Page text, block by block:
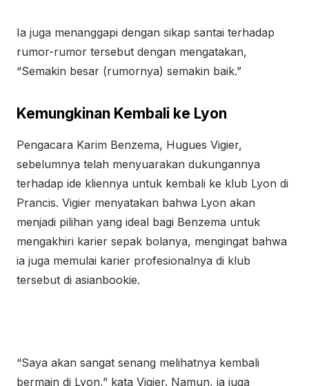
Ia juga menanggapi dengan sikap santai terhadap
rumor-rumor tersebut dengan mengatakan,
“Semakin besar (rumornya) semakin baik.”
Kemungkinan Kembali ke Lyon
Pengacara Karim Benzema, Hugues Vigier,
sebelumnya telah menyuarakan dukungannya
terhadap ide kliennya untuk kembali ke klub Lyon di
Prancis. Vigier menyatakan bahwa Lyon akan
menjadi pilihan yang ideal bagi Benzema untuk
mengakhiri karier sepak bolanya, mengingat bahwa
ia juga memulai karier profesionalnya di klub
tersebut di asianbookie.
“Saya akan sangat senang melihatnya kembali
bermain di Lyon,” kata Vigier. Namun, ia juga